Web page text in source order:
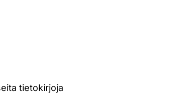
tietokirjoja